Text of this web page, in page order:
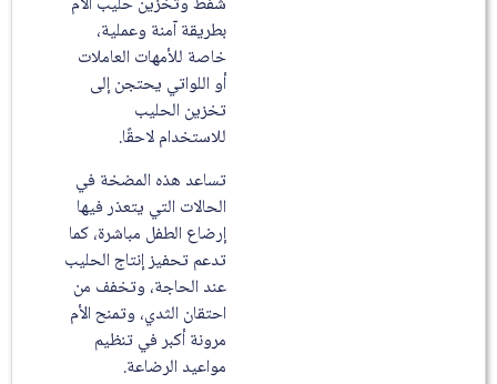
بطريقة آمنة وعملية،
خاصة للأمهات العاملات
أو اللواتي يحتجن إلى
تخزين الحليب
للاستخدام لاحقًا.
تساعد هذه المضخة في
الحالات التي يتعذر فيها
إرضاع الطفل مباشرة، كما
تدعم تحفيز إنتاج الحليب
عند الحاجة، وتخفف من
احتقان الثدي، وتمنح الأم
مرونة أكبر في تنظيم
مواعيد الرضاعة.